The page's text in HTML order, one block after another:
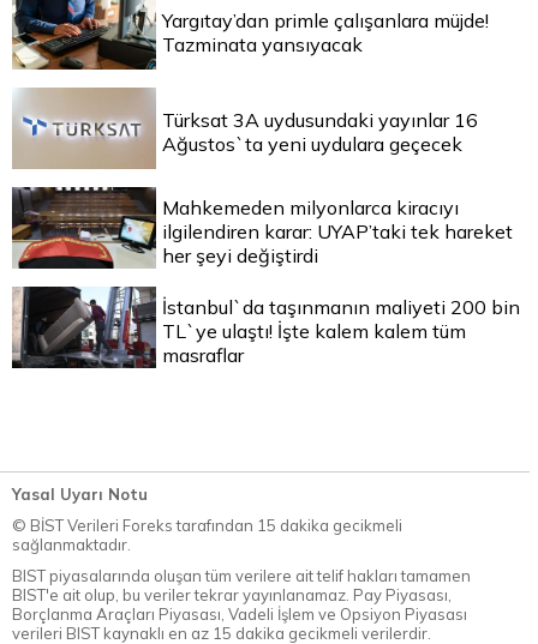
Yargıtay’dan primle çalışanlara müjde!
Tazminata yansıyacak
Türksat 3A uydusundaki yayınlar 16
Ağustos`ta yeni uydulara geçecek
Mahkemeden milyonlarca kiracıyı
ilgilendiren karar: UYAP’taki tek hareket
her şeyi değiştirdi
İstanbul`da taşınmanın maliyeti 200 bin
TL`ye ulaştı! İşte kalem kalem tüm
masraflar
Yasal Uyarı Notu
© BİST Verileri Foreks tarafından 15 dakika gecikmeli
sağlanmaktadır.
BIST piyasalarında oluşan tüm verilere ait telif hakları tamamen
BIST'e ait olup, bu veriler tekrar yayınlanamaz. Pay Piyasası,
Borçlanma Araçları Piyasası, Vadeli İşlem ve Opsiyon Piyasası
verileri BIST kaynaklı en az 15 dakika gecikmeli verilerdir.